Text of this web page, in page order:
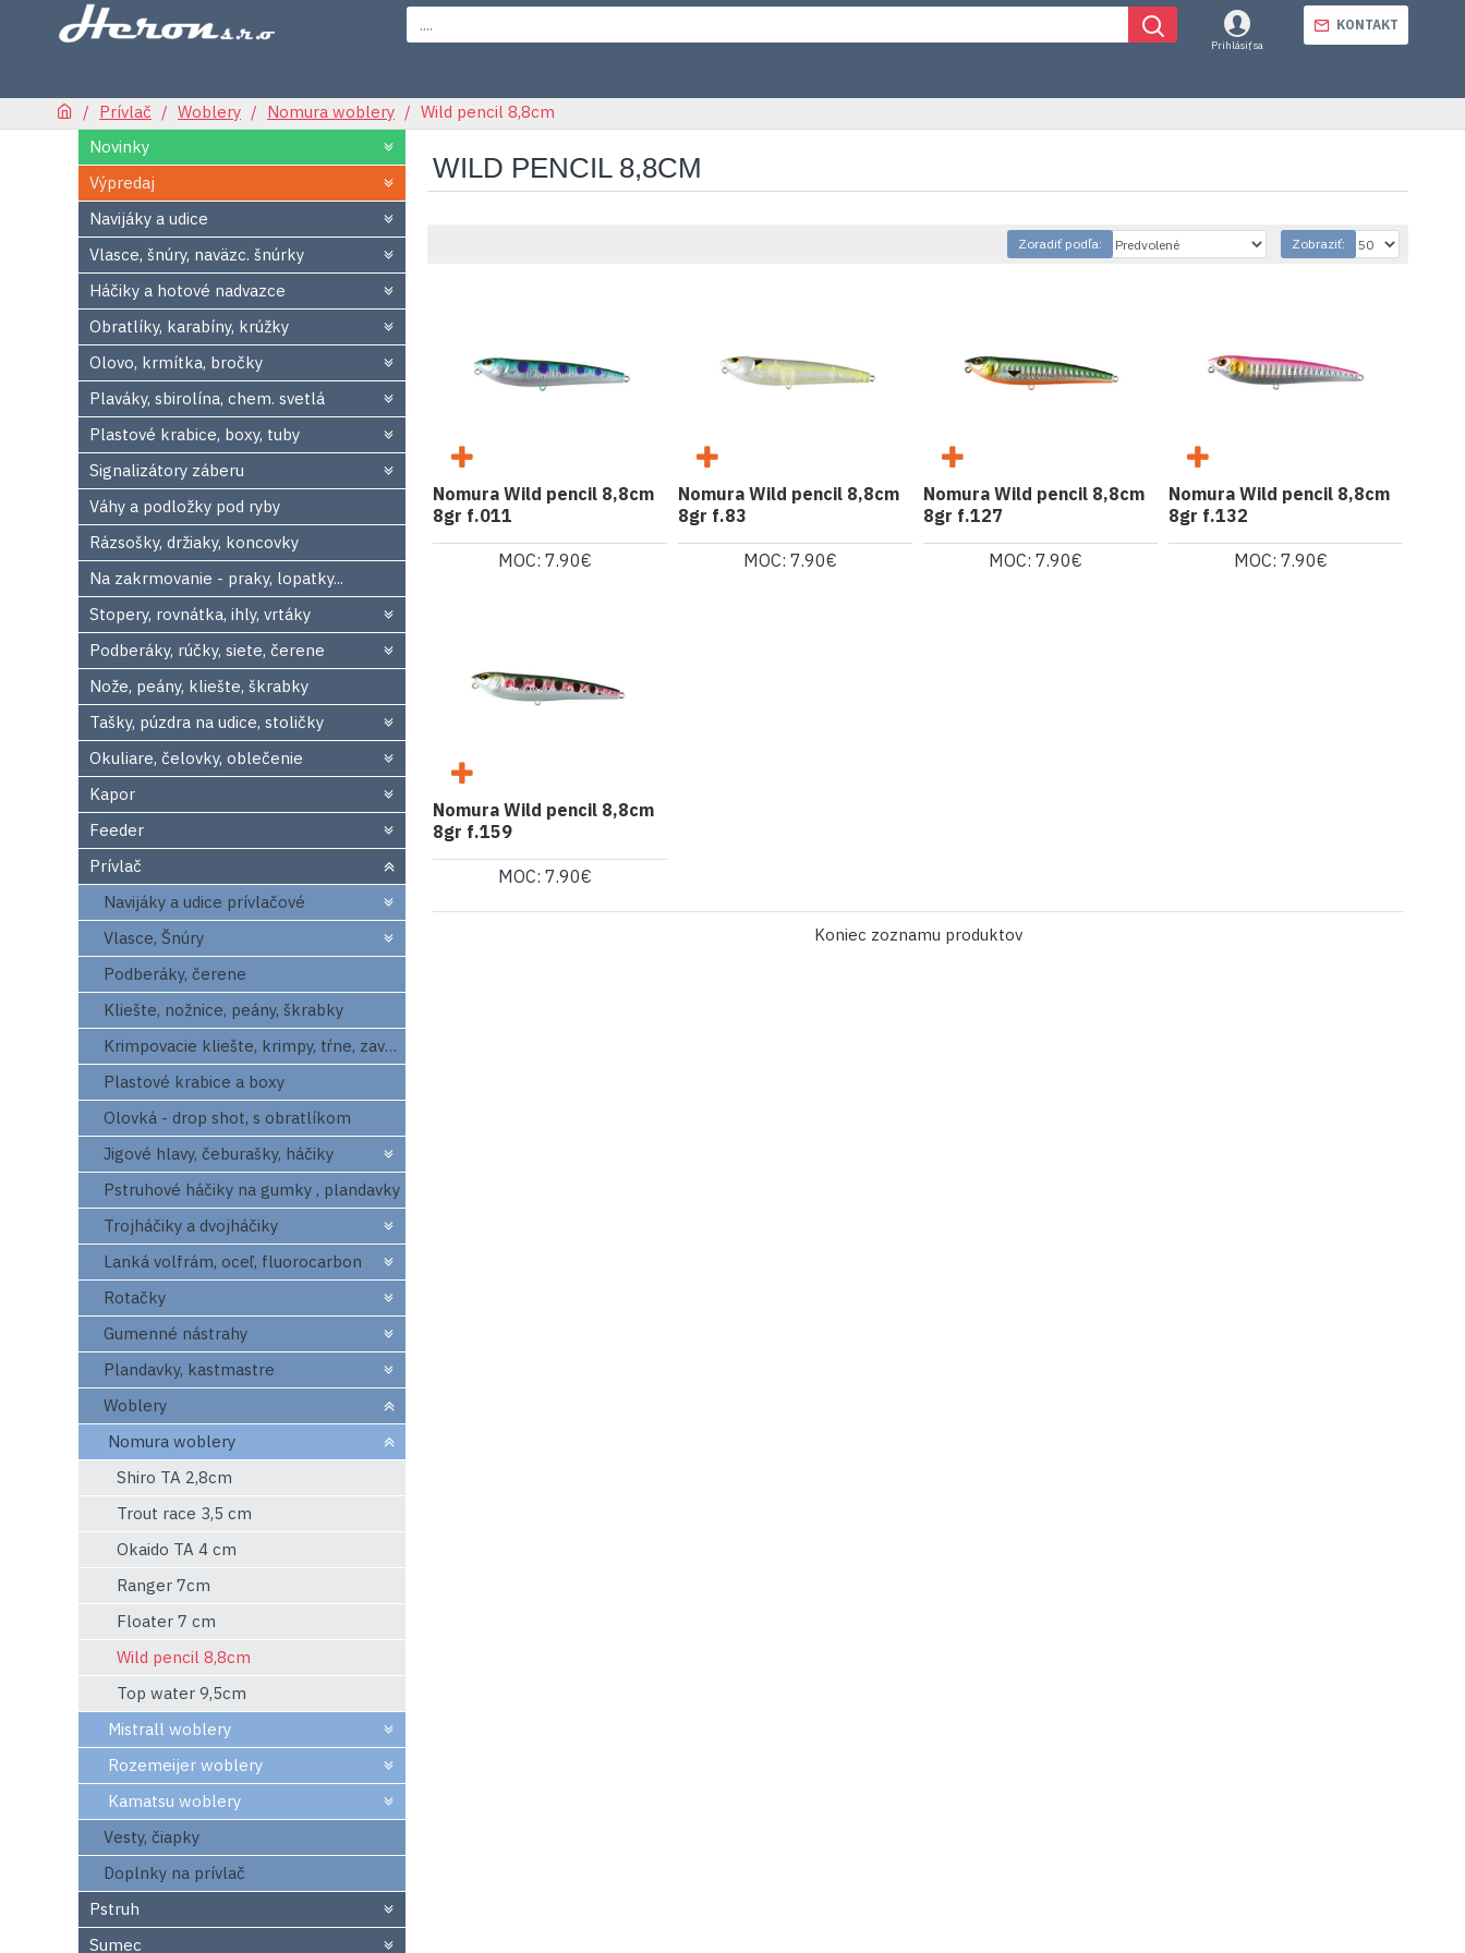
Prihlásiť sa
KONTAKT
Prívlač Woblery Nomura woblery
Wild pencil 8,8cm
Novinky
Výpredaj
Navijáky a udice
Vlasce, šnúry, naväzc. šnúrky
Háčiky a hotové nadvazce
Obratlíky, karabíny, krúžky
Olovo, krmítka, bročky
Plaváky, sbirolína, chem. svetlá
Plastové krabice, boxy, tuby
Signalizátory záberu
Váhy a podložky pod ryby
Rázsošky, držiaky, koncovky
Na zakrmovanie - praky, lopatky...
Stopery, rovnátka, ihly, vrtáky
Podberáky, rúčky, siete, čerene
Nože, peány, kliešte, škrabky
Tašky, púzdra na udice, stoličky
Okuliare, čelovky, oblečenie
Kapor
Feeder
Prívlač
Navijáky a udice prívlačové
Vlasce, Šnúry
Podberáky, čerene
Kliešte, nožnice, peány, škrabky
Krimpovacie kliešte, krimpy, tŕne, zavrtaváky
Plastové krabice a boxy
Olovká - drop shot, s obratlíkom
Jigové hlavy, čeburašky, háčiky
Pstruhové háčiky na gumky , plandavky
Trojháčiky a dvojháčiky
Lanká volfrám, oceľ, fluorocarbon
Rotačky
Gumenné nástrahy
Plandavky, kastmastre
Woblery
Nomura woblery
Shiro TA 2,8cm
Trout race 3,5 cm
Okaido TA 4 cm
Ranger 7cm
Floater 7 cm
Wild pencil 8,8cm
Top water 9,5cm
Mistrall woblery
Rozemeijer woblery
Kamatsu woblery
Vesty, čiapky
Doplnky na prívlač
Pstruh
Sumec
WILD PENCIL 8,8CM
Zoradiť podľa: Zobraziť:
Nomura Wild pencil 8,8cm
8gr f.011
MOC: 7.90€
Nomura Wild pencil 8,8cm
8gr f.83
MOC: 7.90€
Nomura Wild pencil 8,8cm
8gr f.127
MOC: 7.90€
Nomura Wild pencil 8,8cm
8gr f.132
MOC: 7.90€
Nomura Wild pencil 8,8cm
8gr f.159
MOC: 7.90€
Koniec zoznamu produktov